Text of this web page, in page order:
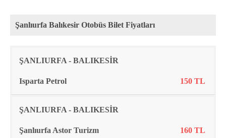
Şanlıurfa Balıkesir Otobüs Bilet Fiyatları
Rota Firma Fiyat
ŞANLIURFA - BALIKESİR
Isparta Petrol 150 TL
ŞANLIURFA - BALIKESİR
Şanlıurfa Astor Turizm 160 TL